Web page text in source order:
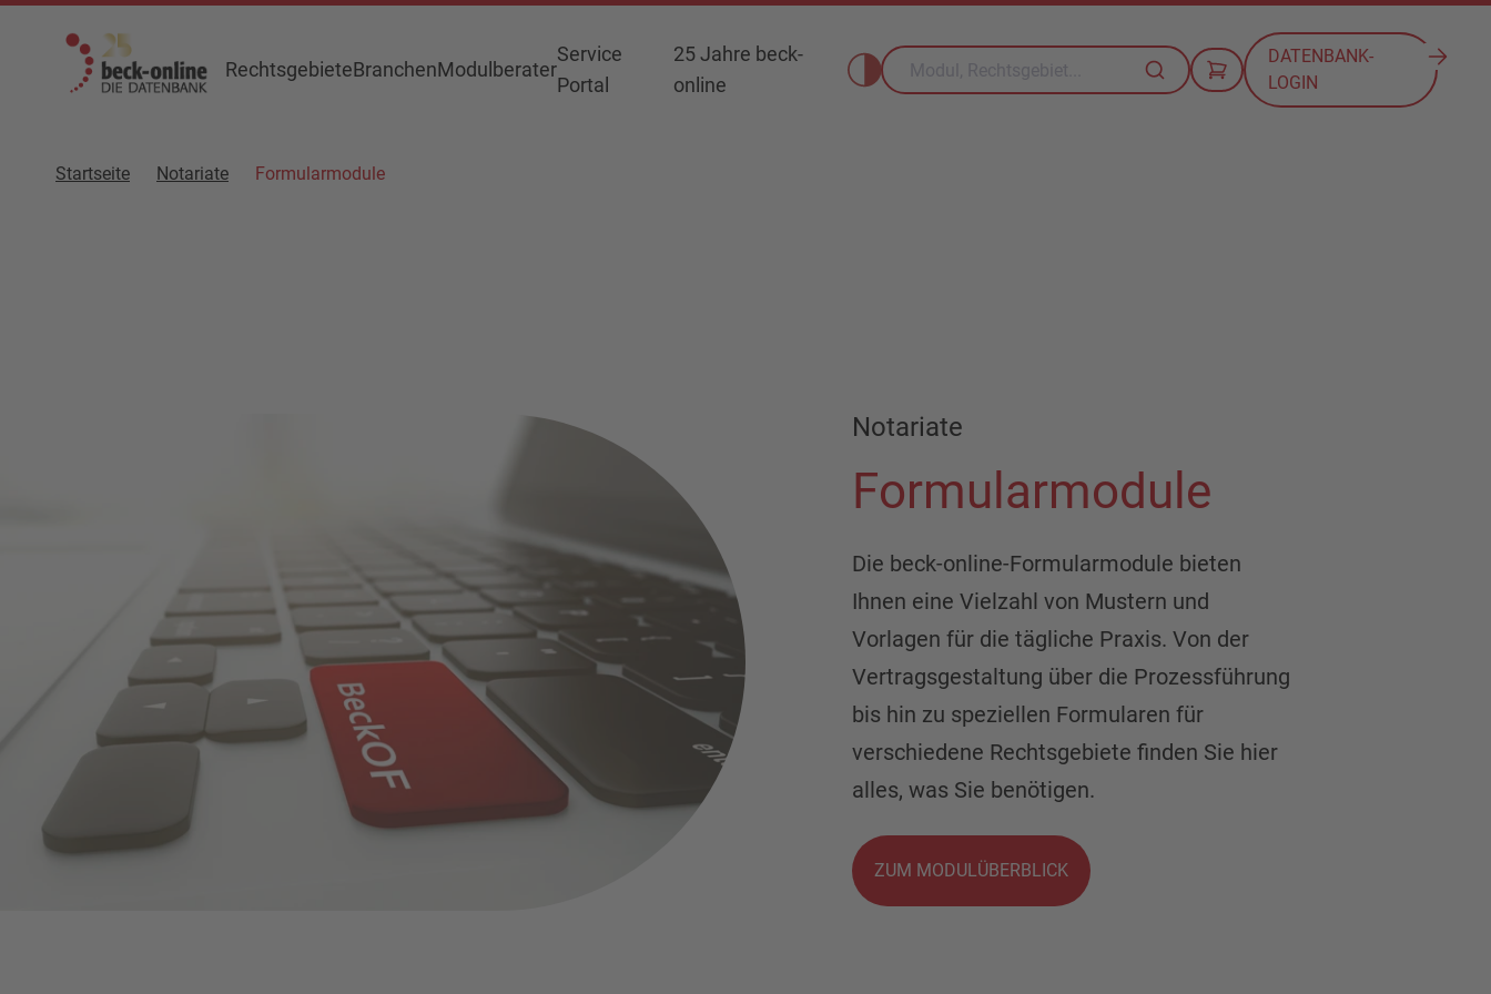
RechtsgebieteBranchenModulberater
Service
Portal
25 Jahre beck-
online
DATENBANK-
LOGIN
Startseite Notariate Formularmodule
Notariate
Formularmodule
Die beck-online-Formularmodule bieten
Ihnen eine Vielzahl von Mustern und
Vorlagen für die tägliche Praxis. Von der
Vertragsgestaltung über die Prozessführung
bis hin zu speziellen Formularen für
verschiedene Rechtsgebiete finden Sie hier
alles, was Sie benötigen.
ZUM MODULÜBERBLICK